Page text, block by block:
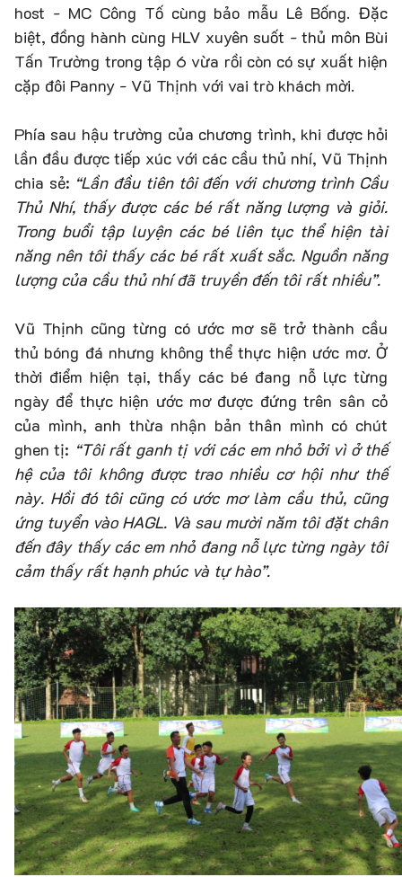
host - MC Công Tố cùng bảo mẫu Lê Bống. Đặc
biệt, đồng hành cùng HLV xuyên suốt - thủ môn Bùi
Tấn Trường trong tập 6 vừa rồi còn có sự xuất hiện
cặp đôi Panny - Vũ Thịnh với vai trò khách mời.
Phía sau hậu trường của chương trình, khi được hỏi
lần đầu được tiếp xúc với các cầu thủ nhí, Vũ Thịnh
chia sẻ: “Lần đầu tiên tôi đến với chương trình Cầu
Thủ Nhí, thấy được các bé rất năng lượng và giỏi.
Trong buổi tập luyện các bé liên tục thể hiện tài
năng nên tôi thấy các bé rất xuất sắc. Nguồn năng
lượng của cầu thủ nhí đã truyền đến tôi rất nhiều”.
Vũ Thịnh cũng từng có ước mơ sẽ trở thành cầu
thủ bóng đá nhưng không thể thực hiện ước mơ. Ở
thời điểm hiện tại, thấy các bé đang nỗ lực từng
ngày để thực hiện ước mơ được đứng trên sân cỏ
của mình, anh thừa nhận bản thân mình có chút
ghen tị: “Tôi rất ganh tị với các em nhỏ bởi vì ở thế
hệ của tôi không được trao nhiều cơ hội như thế
này. Hồi đó tôi cũng có ước mơ làm cầu thủ, cũng
ứng tuyển vào HAGL. Và sau mười năm tôi đặt chân
đến đây thấy các em nhỏ đang nỗ lực từng ngày tôi
cảm thấy rất hạnh phúc và tự hào”.